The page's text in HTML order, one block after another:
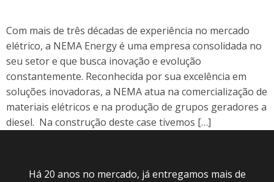
Com mais de três décadas de experiência no mercado
elétrico, a NEMA Energy é uma empresa consolidada no
seu setor e que busca inovação e evolução
constantemente. Reconhecida por sua excelência em
soluções inovadoras, a NEMA atua na comercialização de
materiais elétricos e na produção de grupos geradores a
diesel. Na construção deste case tivemos […]
Há 20 anos no mercado, já entregamos mais de